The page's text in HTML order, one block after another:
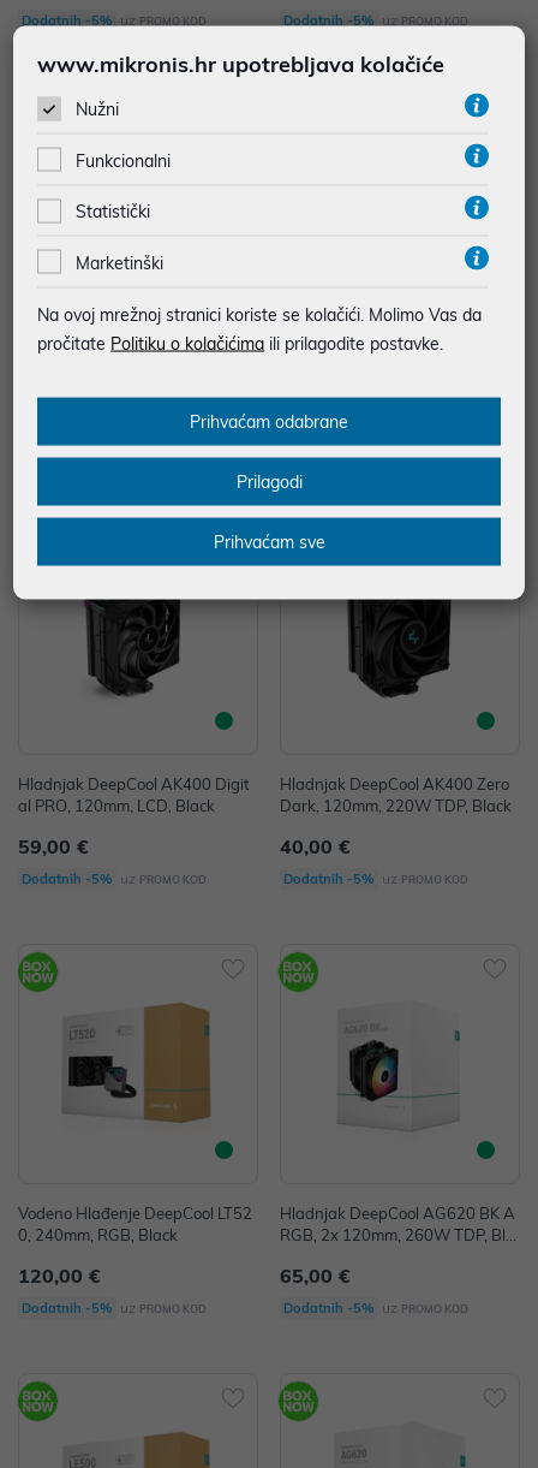
Dodatnih -5% uz PROMO KOD Dodatnih -5% uz PROMO KOD
Hladnjak DeepCool AG620 BK A
Dodatnih -5% uz PROMO KOD
Hladnjak DeepCool AG200, 92m
18,00 €
Dodatnih -5% uz PROMO KOD
Hladnjak DeepCool AK400 Digit
al PRO, 120mm, LCD, Black
59,00 €
Dodatnih -5% uz PROMO KOD
Hladnjak DeepCool AK400 Zero
Dark, 120mm, 220W TDP, Black
40,00 €
Dodatnih -5% uz PROMO KOD
Vodeno Hlađenje DeepCool LT52
0, 240mm, RGB, Black
120,00 €
Dodatnih -5% uz PROMO KOD
Hladnjak DeepCool AG620 BK A
RGB, 2x 120mm, 260W TDP, Bla
65,00 €
Dodatnih -5% uz PROMO KOD
www.mikronis.hr upotrebljava kolačiće
Nužni
Funkcionalni
Statistički
Marketinški
Na ovoj mrežnoj stranici koriste se kolačići. Molimo Vas da
pročitate Politiku o kolačićima ili prilagodite postavke.
Prihvaćam odabrane
Prilagodi
Prihvaćam sve